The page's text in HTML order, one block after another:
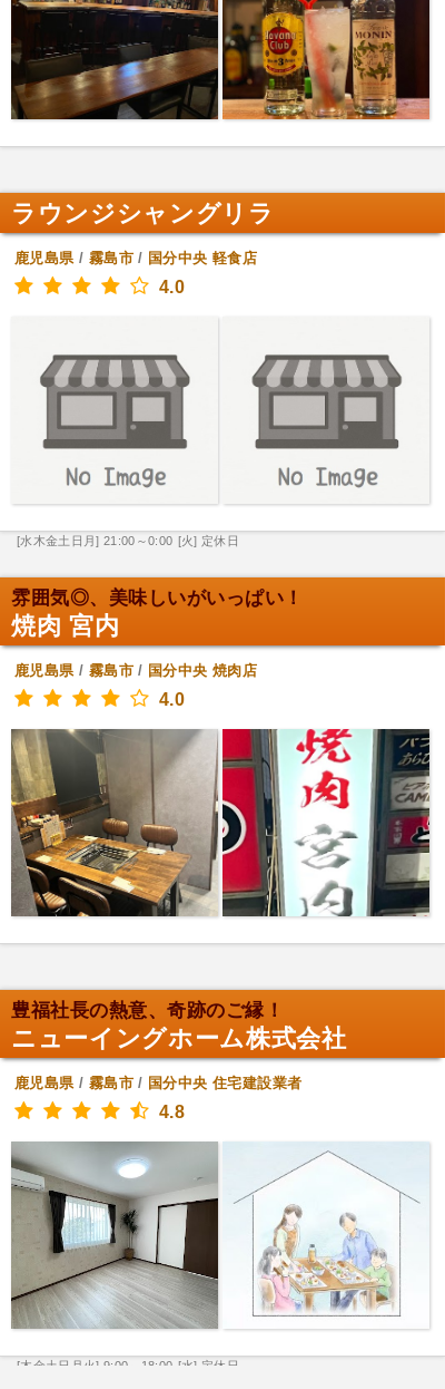
ラウンジシャングリラ
鹿児島県/ 霧島市/ 国分中央 軽食店
4.0
[水木金土日月] 21:00～0:00 [火] 定休日
雰囲気◎、美味しいがいっぱい！
焼肉 宮内
鹿児島県/ 霧島市/ 国分中央 焼肉店
4.0
豊福社長の熱意、奇跡のご縁！
ニューイングホーム株式会社
鹿児島県/ 霧島市/ 国分中央 住宅建設業者
4.8
[木金土日月火] 9:00～18:00 [水] 定休日